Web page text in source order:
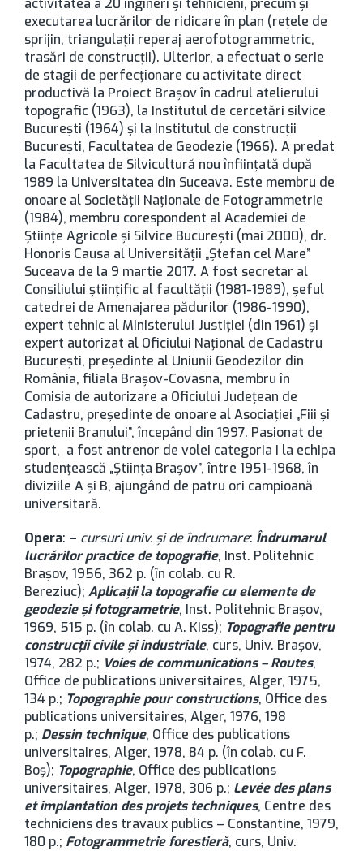
activitatea a 20 ingineri şi tehnicieni, precum şi
executarea lucrărilor de ridicare în plan (reţele de
sprijin, triangulaţii reperaj aerofotogrammetric,
trasări de construcţii). Ulterior, a efectuat o serie
de stagii de perfecţionare cu activitate direct
productivă la Proiect Brașov în cadrul atelierului
topografic (1963), la Institutul de cercetări silvice
București (1964) şi la Institutul de construcţii
București, Facultatea de Geodezie (1966). A predat
la Facultatea de Silvicultură nou înființată după
1989 la Universitatea din Suceava. Este membru de
onoare al Societății Naţionale de Fotogrammetrie
(1984), membru corespondent al Academiei de
Ştiinţe Agricole şi Silvice București (mai 2000), dr.
Honoris Causa al Universității „Ștefan cel Mare”
Suceava de la 9 martie 2017. A fost secretar al
Consiliului ştiinţific al facultăţii (1981-1989), şeful
catedrei de Amenajarea pădurilor (1986-1990),
expert tehnic al Ministerului Justiţiei (din 1961) şi
expert autorizat al Oficiului Naţional de Cadastru
București, preşedinte al Uniunii Geodezilor din
România, filiala Brașov-Covasna, membru în
Comisia de autorizare a Oficiului Judeţean de
Cadastru, preşedinte de onoare al Asociației „Fiii şi
prietenii Branului”, începând din 1997. Pasionat de
sport, a fost antrenor de volei categoria I la echipa
studenţească „Ştiinţa Brașov”, între 1951-1968, în
diviziile A şi B, ajungând de patru ori campioană
universitară.
Opera: – cursuri univ. şi de îndrumare: Îndrumarul
lucrărilor practice de topografie, Inst. Politehnic
Brașov, 1956, 362 p. (în colab. cu R.
Bereziuc); Aplicaţii la topografie cu elemente de
geodezie şi fotogrametrie, Inst. Politehnic Brașov,
1969, 515 p. (în colab. cu A. Kiss); Topografie pentru
construcţii civile şi industriale, curs, Univ. Brașov,
1974, 282 p.; Voies de communications – Routes,
Office de publications universitaires, Alger, 1975,
134 p.; Topographie pour constructions, Office des
publications universitaires, Alger, 1976, 198
p.; Dessin technique, Office des publications
universitaires, Alger, 1978, 84 p. (în colab. cu F.
Boş); Topographie, Office des publications
universitaires, Alger, 1978, 306 p.; Levée des plans
et implantation des projets techniques, Centre des
techniciens des travaux publics – Constantine, 1979,
180 p.; Fotogrammetrie forestieră, curs, Univ.